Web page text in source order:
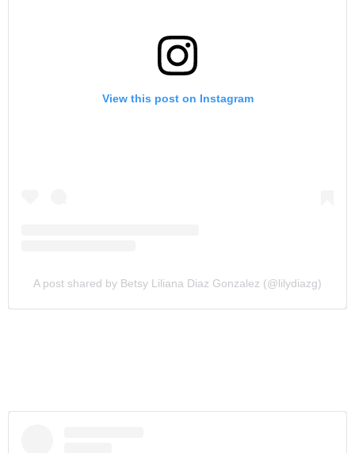
View this post on Instagram
A post shared by Betsy Liliana Diaz Gonzalez (@lilydiazg)